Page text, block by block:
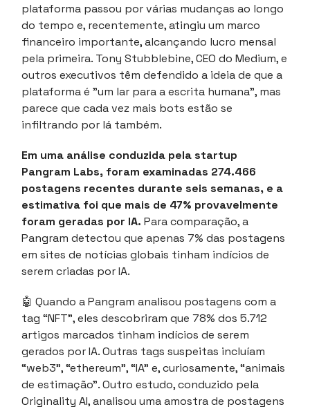
plataforma passou por várias mudanças ao longo
do tempo e, recentemente, atingiu um marco
financeiro importante, alcançando lucro mensal
pela primeira. Tony Stubblebine, CEO do Medium, e
outros executivos têm defendido a ideia de que a
plataforma é "um lar para a escrita humana", mas
parece que cada vez mais bots estão se
infiltrando por lá também.
Em uma análise conduzida pela startup
Pangram Labs, foram examinadas 274.466
postagens recentes durante seis semanas, e a
estimativa foi que mais de 47% provavelmente
foram geradas por IA. Para comparação, a
Pangram detectou que apenas 7% das postagens
em sites de notícias globais tinham indícios de
serem criadas por IA.
🤖 Quando a Pangram analisou postagens com a
tag “NFT”, eles descobriram que 78% dos 5.712
artigos marcados tinham indícios de serem
gerados por IA. Outras tags suspeitas incluíam
“web3”, “ethereum”, “IA” e, curiosamente, “animais
de estimação”. Outro estudo, conduzido pela
Originality AI, analisou uma amostra de postagens